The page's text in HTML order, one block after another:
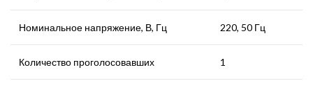
Номинальное напряжение, В, Гц 220, 50 Гц
Количество проголосовавших 1